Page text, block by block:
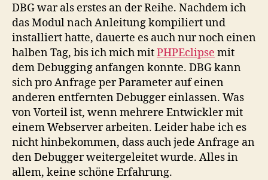
DBG war als erstes an der Reihe. Nachdem ich
das Modul nach Anleitung kompiliert und
installiert hatte, dauerte es auch nur noch einen
halben Tag, bis ich mich mitPHPEclipse mit
dem Debugging anfangen konnte. DBG kann
sich pro Anfrage per Parameter auf einen
anderen entfernten Debugger einlassen. Was
von Vorteil ist, wenn mehrere Entwickler mit
einem Webserver arbeiten. Leider habe ich es
nicht hinbekommen, dass auch jede Anfrage an
den Debugger weitergeleitet wurde. Alles in
allem, keine schöne Erfahrung.